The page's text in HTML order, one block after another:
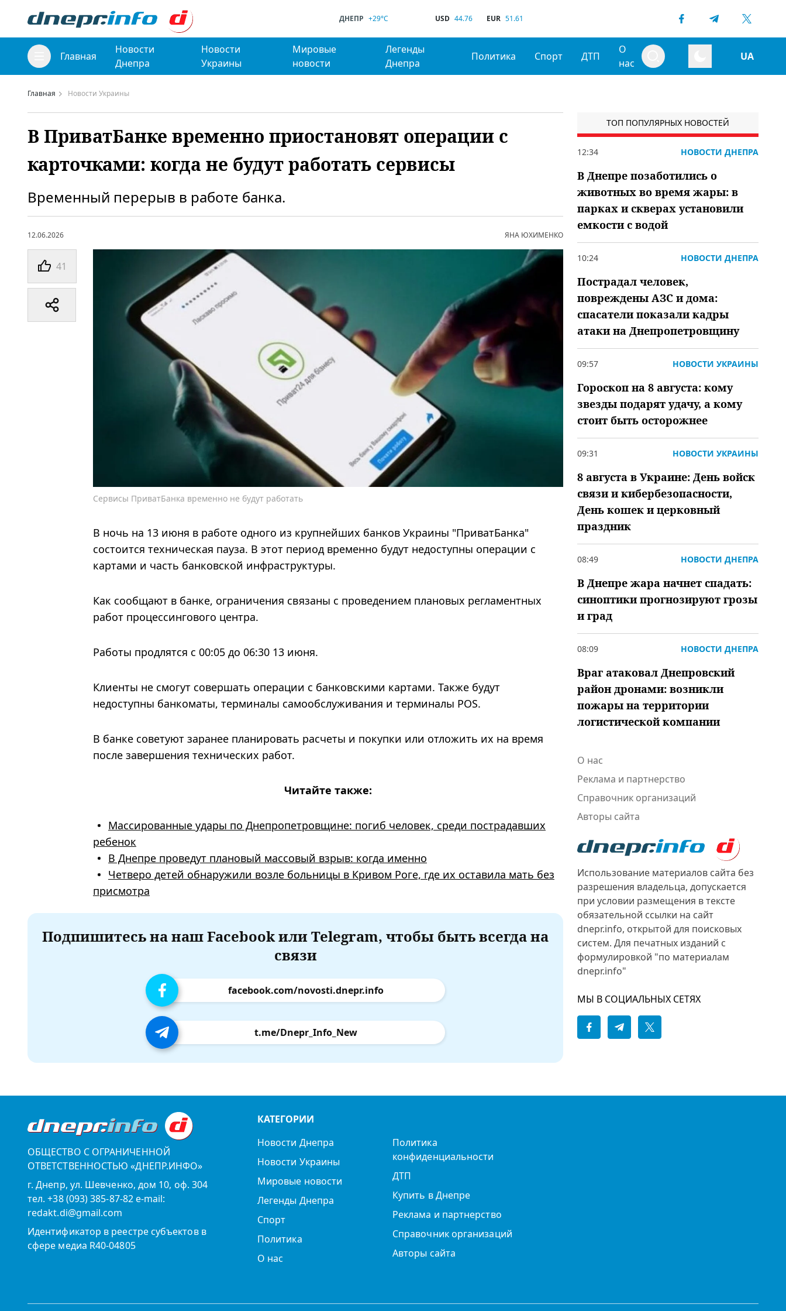
ДНЕПР +29°C USD 44.76 EUR 51.61
Главная
Новости
Днепра
Новости
Украины
Мировые
новости
Легенды
Днепра
Политика Спорт ДТП
О
нас
UA
Главная Новости Украины
В ПриватБанке временно приостановят операции с
карточками: когда не будут работать сервисы
Временный перерыв в работе банка.
12.06.2026 ЯНА ЮХИМЕНКО
41
Сервисы ПриватБанка временно не будут работать
В ночь на 13 июня в работе одного из крупнейших банков Украины "ПриватБанка"
состоится техническая пауза. В этот период временно будут недоступны операции с
картами и часть банковской инфраструктуры.
Как сообщают в банке, ограничения связаны с проведением плановых регламентных
работ процессингового центра.
Работы продлятся с 00:05 до 06:30 13 июня.
Клиенты не смогут совершать операции с банковскими картами. Также будут
недоступны банкоматы, терминалы самообслуживания и терминалы POS.
В банке советуют заранее планировать расчеты и покупки или отложить их на время
после завершения технических работ.
Читайте также:
Массированные удары по Днепропетровщине: погиб человек, среди пострадавших
ребенок
В Днепре проведут плановый массовый взрыв: когда именно
Четверо детей обнаружили возле больницы в Кривом Роге, где их оставила мать без
присмотра
Подпишитесь на наш Facebook или Telegram, чтобы быть всегда на
связи
facebook.com/novosti.dnepr.info
t.me/Dnepr_Info_New
ТОП ПОПУЛЯРНЫХ НОВОСТЕЙ
12:34 НОВОСТИ ДНЕПРА
В Днепре позаботились о
животных во время жары: в
парках и скверах установили
емкости с водой
10:24 НОВОСТИ ДНЕПРА
Пострадал человек,
повреждены АЗС и дома:
спасатели показали кадры
атаки на Днепропетровщину
09:57 НОВОСТИ УКРАИНЫ
Гороскоп на 8 августа: кому
звезды подарят удачу, а кому
стоит быть осторожнее
09:31 НОВОСТИ УКРАИНЫ
8 августа в Украине: День войск
связи и кибербезопасности,
День кошек и церковный
праздник
08:49 НОВОСТИ ДНЕПРА
В Днепре жара начнет спадать:
синоптики прогнозируют грозы
и град
08:09 НОВОСТИ ДНЕПРА
Враг атаковал Днепровский
район дронами: возникли
пожары на территории
логистической компании
О нас
Реклама и партнерство
Справочник организаций
Авторы сайта
Использование материалов сайта без
разрешения владельца, допускается
при условии размещения в тексте
обязательной ссылки на сайт
dnepr.info, открытой для поисковых
систем. Для печатных изданий с
формулировкой "по материалам
dnepr.info"
МЫ В СОЦИАЛЬНЫХ СЕТЯХ
ОБЩЕСТВО С ОГРАНИЧЕННОЙ
ОТВЕТСТВЕННОСТЬЮ «ДНЕПР.ИНФО»
г. Днепр, ул. Шевченко, дом 10, оф. 304
тел. +38 (093) 385-87-82 e-mail:
redakt.di@gmail.com
Идентификатор в реестре субъектов в
сфере медиа R40-04805
КАТЕГОРИИ
Новости Днепра
Новости Украины
Мировые новости
Легенды Днепра
Спорт
Политика
О нас
Политика
конфиденциальности
ДТП
Купить в Днепре
Реклама и партнерство
Справочник организаций
Авторы сайта